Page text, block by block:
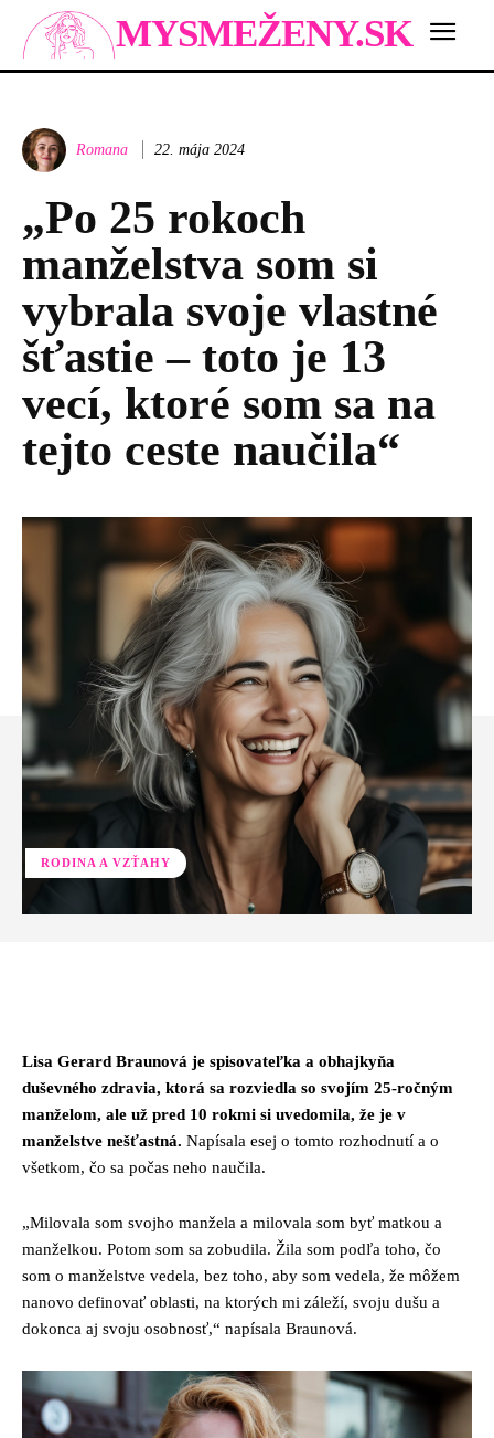
MYSMEŽENY.SK
Romana 22. mája 2024
„Po 25 rokoch
manželstva som si
vybrala svoje vlastné
šťastie – toto je 13
vecí, ktoré som sa na
tejto ceste naučila“
RODINA A VZŤAHY
Lisa Gerard Braunová je spisovateľka a obhajkyňa
duševného zdravia, ktorá sa rozviedla so svojím 25-ročným
manželom, ale už pred 10 rokmi si uvedomila, že je v
manželstve nešťastná. Napísala esej o tomto rozhodnutí a o
všetkom, čo sa počas neho naučila.
„Milovala som svojho manžela a milovala som byť matkou a
manželkou. Potom som sa zobudila. Žila som podľa toho, čo
som o manželstve vedela, bez toho, aby som vedela, že môžem
nanovo definovať oblasti, na ktorých mi záleží, svoju dušu a
dokonca aj svoju osobnosť,“ napísala Braunová.